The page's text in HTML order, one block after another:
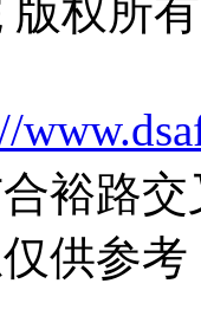
权所
裕路
供参